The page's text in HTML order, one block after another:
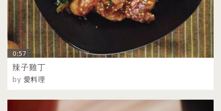
0:57
辣子雞丁
by 愛料理